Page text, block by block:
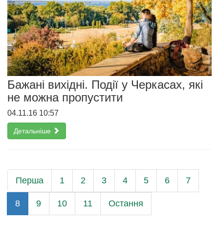
Бажані вихідні. Події у Черкасах, які
не можна пропустити
04.11.16 10:57
Детальніше
Перша 1 2 3 4 5 6 7
8 9 10 11 Остання